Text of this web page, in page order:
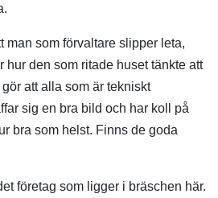
man som förvaltare slipper leta,
hur den som ritade huset tänkte att
att alla som är tekniskt
sig en bra bild och har koll på
bra som helst. Finns de goda
företag som ligger i bräschen här.